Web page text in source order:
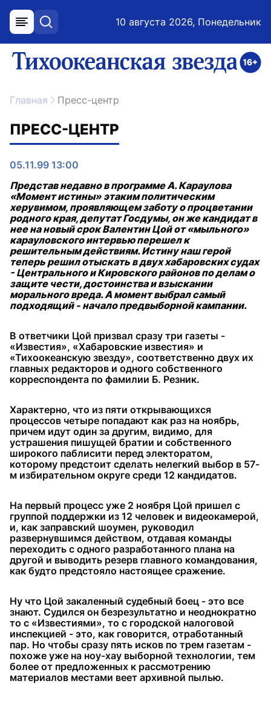
меню поиск 10 августа 2026, Понедельник
ссылка на главную
Главная Пресс-центр
ПРЕСС-ЦЕНТР
05.11.99 13:00
Представ недавно в программе А. Караулова
«Момент истины» этаким политическим
херувимом, проявляющем заботу о процветании
родного края, депутат Госдумы, он же кандидат в
нее на новый срок Валентин Цой от «мыльного»
карауловского интервью перешел к
решительным действиям. Истину наш герой
теперь решил отыскать в двух хабаровских судах
- Центрального и Кировского районов по делам о
защите чести, достоинства и взыскании
морального вреда. А момент выбрал самый
подходящий - начало предвыборной кампании.
В ответчики Цой призвал сразу три газеты -
«Известия», «Хабаровские известия» и
«Тихоокеанскую звезду», соответственно двух их
главных редакторов и одного собственного
корреспондента по фамилии Б. Резник.
Характерно, что из пяти открывающихся
процессов четыре попадают как раз на ноябрь,
причем идут один за другим, видимо, для
устрашения пишущей братии и собственного
широкого паблисити перед электоратом,
которому предстоит сделать нелегкий выбор в 57-
м избирательном округе среди 12 кандидатов.
На первый процесс уже 2 ноября Цой пришел с
группой поддержки из 12 человек и видеокамерой,
и, как заправский шоумен, руководил
развернувшимся действом, отдавая команды
переходить с одного разработанного плана на
другой и выводить резерв главного командования,
как будто предстояло настоящее сражение.
Ну что Цой закаленный судебный боец - это все
знают. Судился он безрезультатно и неоднократно
то с «Известиями», то с городской налоговой
инспекцией - это, как говорится, отработанный
пар. Но чтобы сразу пять исков по трем газетам -
похоже уже на ноу-хау выборной технологии, тем
более от предложенных к рассмотрению
материалов местами веет архивной пылью.